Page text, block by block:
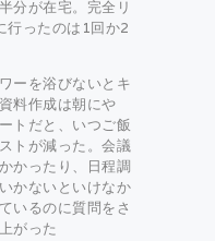
分が在宅。完全リ
行ったのは1回か2
ーを浴びないとキ
料作成は朝にや
トだと、いつご飯
トが減った。会議
かったり、日程調
かないといけなか
いるのに質問をさ
がった